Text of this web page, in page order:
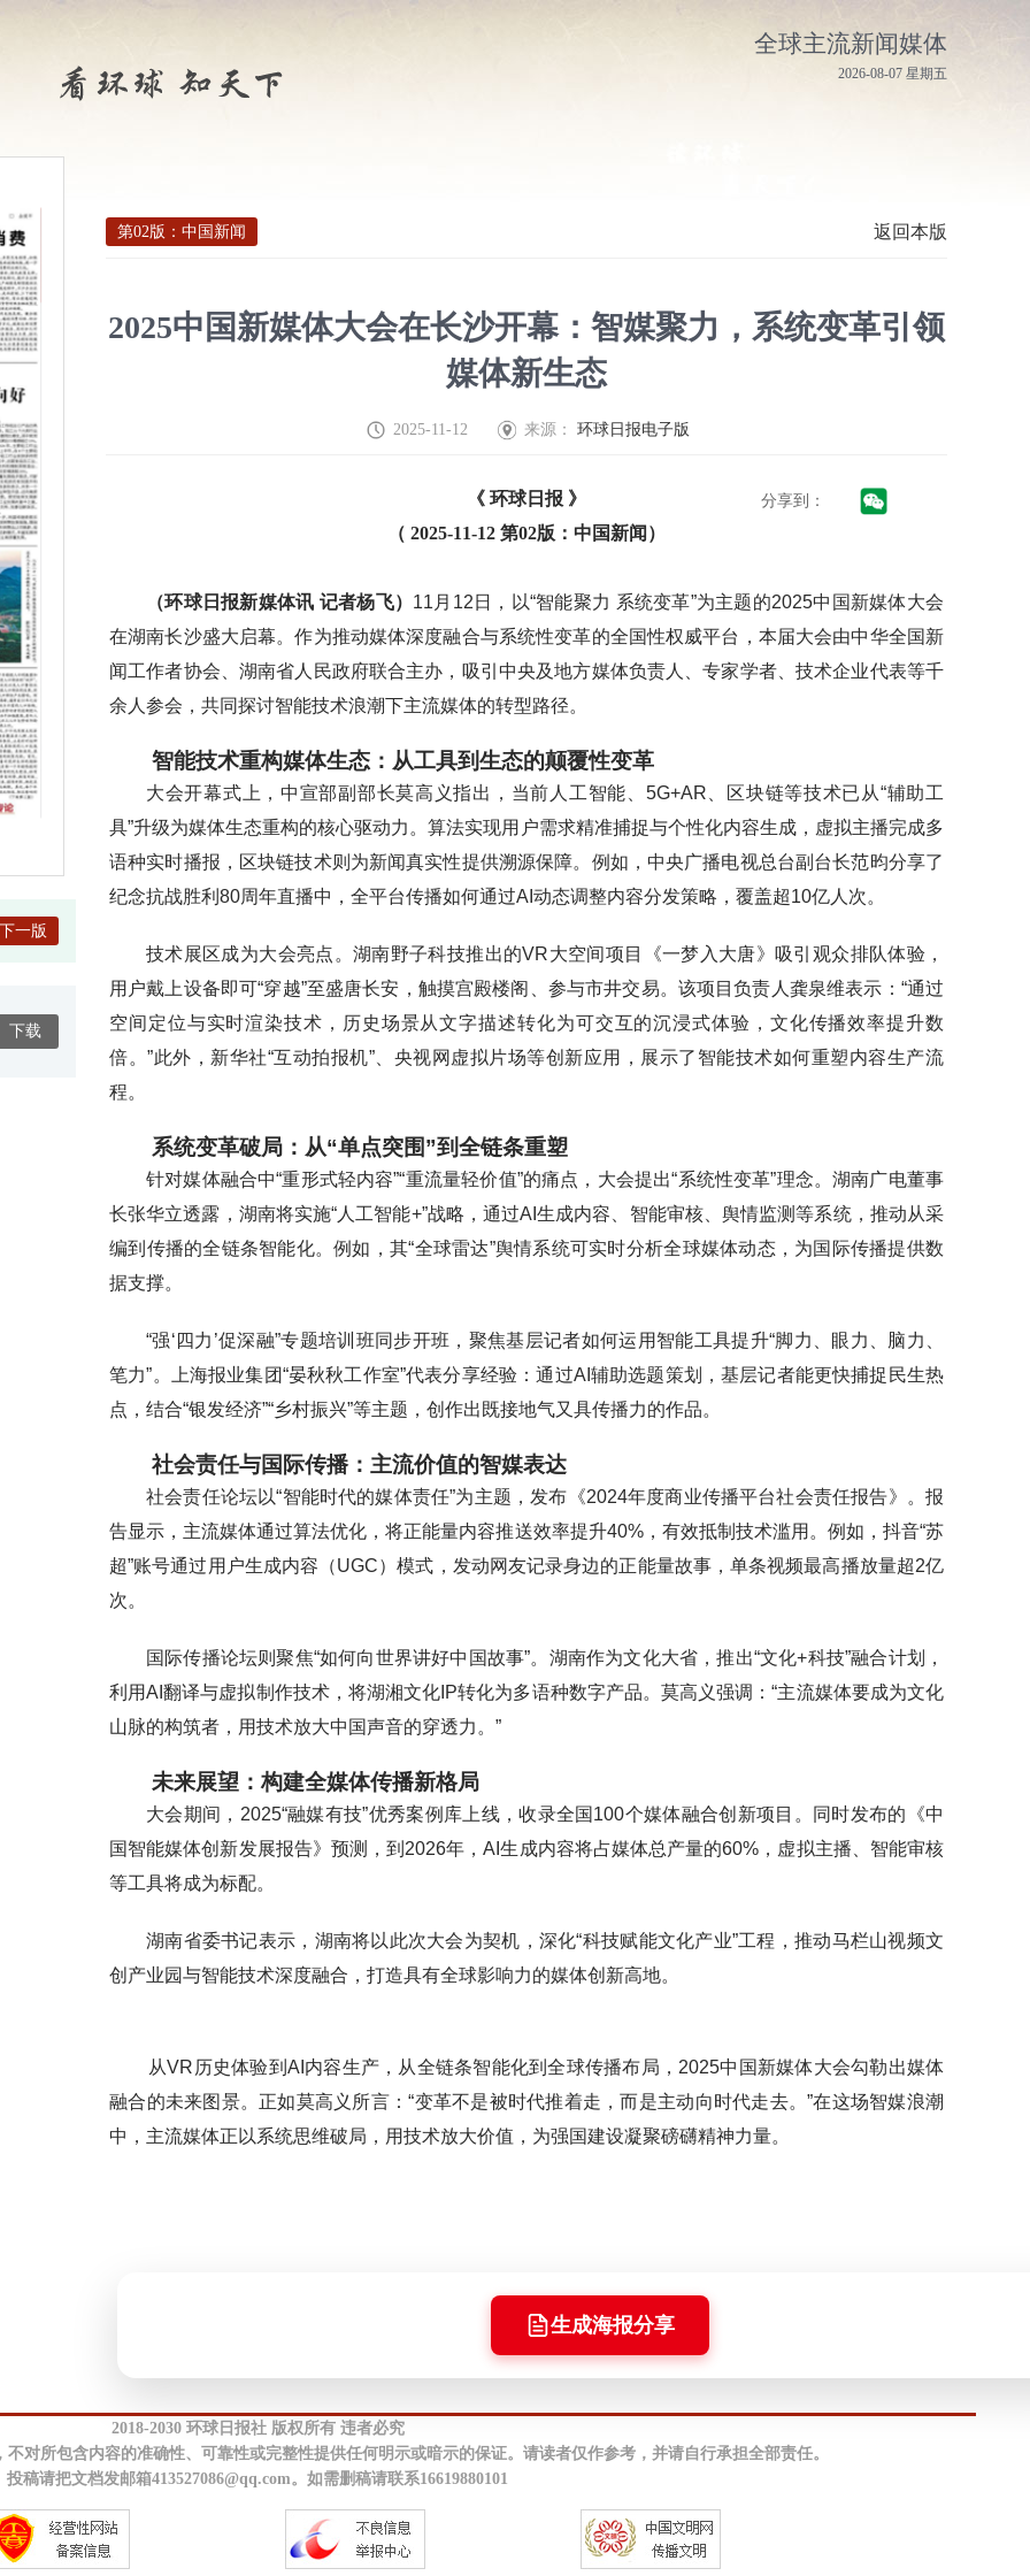
全球主流新闻媒体
2026-08-07 星期五
下一版
下载
第02版：中国新闻 返回本版
2025中国新媒体大会在长沙开幕：智媒聚力，系统变革引领
媒体新生态
2025-11-12 来源： 环球日报电子版
分享到：
《 环球日报 》
（ 2025-11-12 第02版：中国新闻）
（环球日报新媒体讯 记者杨飞） 11月12日，以“智能聚力 系统变革”为主题的2025中国新媒体大会
在湖南长沙盛大启幕。作为推动媒体深度融合与系统性变革的全国性权威平台，本届大会由中华全国新
闻工作者协会、湖南省人民政府联合主办，吸引中央及地方媒体负责人、专家学者、技术企业代表等千
余人参会，共同探讨智能技术浪潮下主流媒体的转型路径。
智能技术重构媒体生态：从工具到生态的颠覆性变革
大会开幕式上，中宣部副部长莫高义指出，当前人工智能、5G+AR、区块链等技术已从“辅助工
具”升级为媒体生态重构的核心驱动力。算法实现用户需求精准捕捉与个性化内容生成，虚拟主播完成多
语种实时播报，区块链技术则为新闻真实性提供溯源保障。例如，中央广播电视总台副台长范昀分享了
纪念抗战胜利80周年直播中，全平台传播如何通过AI动态调整内容分发策略，覆盖超10亿人次。
技术展区成为大会亮点。湖南野子科技推出的VR大空间项目《一梦入大唐》吸引观众排队体验，
用户戴上设备即可“穿越”至盛唐长安，触摸宫殿楼阁、参与市井交易。该项目负责人龚泉维表示：“通过
空间定位与实时渲染技术，历史场景从文字描述转化为可交互的沉浸式体验，文化传播效率提升数
倍。”此外，新华社“互动拍报机”、央视网虚拟片场等创新应用，展示了智能技术如何重塑内容生产流
程。
系统变革破局：从“单点突围”到全链条重塑
针对媒体融合中“重形式轻内容”“重流量轻价值”的痛点，大会提出“系统性变革”理念。湖南广电董事
长张华立透露，湖南将实施“人工智能+”战略，通过AI生成内容、智能审核、舆情监测等系统，推动从采
编到传播的全链条智能化。例如，其“全球雷达”舆情系统可实时分析全球媒体动态，为国际传播提供数
据支撑。
“强‘四力’促深融”专题培训班同步开班，聚焦基层记者如何运用智能工具提升“脚力、眼力、脑力、
笔力”。上海报业集团“晏秋秋工作室”代表分享经验：通过AI辅助选题策划，基层记者能更快捕捉民生热
点，结合“银发经济”“乡村振兴”等主题，创作出既接地气又具传播力的作品。
社会责任与国际传播：主流价值的智媒表达
社会责任论坛以“智能时代的媒体责任”为主题，发布《2024年度商业传播平台社会责任报告》。报
告显示，主流媒体通过算法优化，将正能量内容推送效率提升40%，有效抵制技术滥用。例如，抖音“苏
超”账号通过用户生成内容（UGC）模式，发动网友记录身边的正能量故事，单条视频最高播放量超2亿
次。
国际传播论坛则聚焦“如何向世界讲好中国故事”。湖南作为文化大省，推出“文化+科技”融合计划，
利用AI翻译与虚拟制作技术，将湖湘文化IP转化为多语种数字产品。莫高义强调：“主流媒体要成为文化
山脉的构筑者，用技术放大中国声音的穿透力。”
未来展望：构建全媒体传播新格局
大会期间，2025“融媒有技”优秀案例库上线，收录全国100个媒体融合创新项目。同时发布的《中
国智能媒体创新发展报告》预测，到2026年，AI生成内容将占媒体总产量的60%，虚拟主播、智能审核
等工具将成为标配。
湖南省委书记表示，湖南将以此次大会为契机，深化“科技赋能文化产业”工程，推动马栏山视频文
创产业园与智能技术深度融合，打造具有全球影响力的媒体创新高地。
从VR历史体验到AI内容生产，从全链条智能化到全球传播布局，2025中国新媒体大会勾勒出媒体
融合的未来图景。正如莫高义所言：“变革不是被时代推着走，而是主动向时代走去。”在这场智媒浪潮
中，主流媒体正以系统思维破局，用技术放大价值，为强国建设凝聚磅礴精神力量。
生成海报分享
2018-2030 环球日报社 版权所有 违者必究
对所包含内容的准确性、可靠性或完整性提供任何明示或暗示的保证。请读者仅作参考，并请自行承担全部责任。
投稿请把文档发邮箱413527086@qq.com。如需删稿请联系16619880101